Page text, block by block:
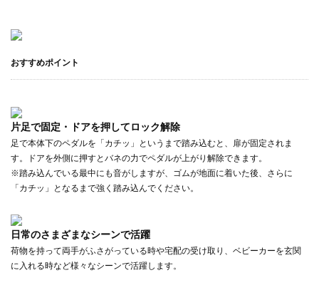
おすすめポイント
片足で固定・ドアを押してロック解除
足で本体下のペダルを「カチッ」というまで踏み込むと、扉が固定されま
す。ドアを外側に押すとバネの力でペダルが上がり解除できます。
※踏み込んでいる最中にも音がしますが、ゴムが地面に着いた後、さらに
「カチッ」となるまで強く踏み込んでください。
日常のさまざまなシーンで活躍
荷物を持って両手がふさがっている時や宅配の受け取り、ベビーカーを玄関
に入れる時など様々なシーンで活躍します。